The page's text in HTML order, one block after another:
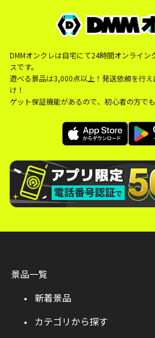
DMMオンクレは自宅にて24時間オンライ
スです。
遊べる景品は3,000点以上！発送依頼を行
け！
ゲット保証機能があるので、初心者の方で
景品一覧
新着景品
カテゴリから探す